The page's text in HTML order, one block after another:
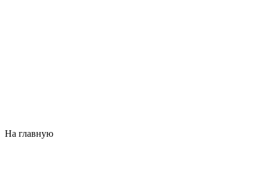
На главную